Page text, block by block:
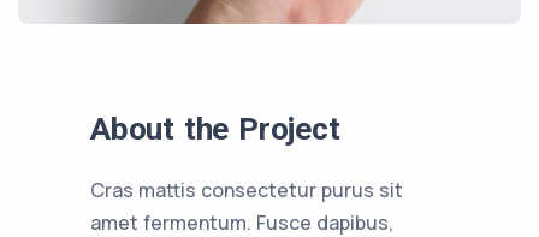
About the Project
Cras mattis consectetur purus sit
amet fermentum. Fusce dapibus,